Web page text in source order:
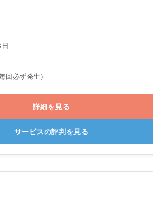
回必ず発生）
詳細を見る
サービスの評判を見る